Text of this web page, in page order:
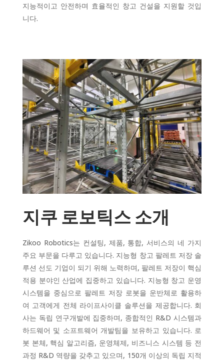
지능적이고 안전하며 효율적인 창고 건설을 지원할 것입
니다.
지쿠 로보틱스 소개
Zikoo Robotics는 컨설팅, 제품, 통합, 서비스의 네 가지
주요 부문을 다루고 있습니다. 지능형 창고 팔레트 저장 솔
루션 선도 기업이 되기 위해 노력하며, 팔레트 저장이 핵심
적용 분야인 산업에 집중하고 있습니다. 지능형 창고 운영
시스템을 중심으로 팔레트 저장 로봇을 운반체로 활용하
여 고객에게 전체 라이프사이클 솔루션을 제공합니다. 회
사는 독립 연구개발에 집중하며, 종합적인 R&D 시스템과
하드웨어 및 소프트웨어 개발팀을 보유하고 있습니다. 로
봇 본체, 핵심 알고리즘, 운영체제, 비즈니스 시스템 등 전
과정 R&D 역량을 갖추고 있으며, 150개 이상의 독립 지적